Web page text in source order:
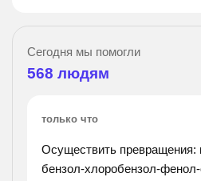
Сегодня мы помогли
568 людям
только что
Осуществить превращения:
бензол-хлоробензол-